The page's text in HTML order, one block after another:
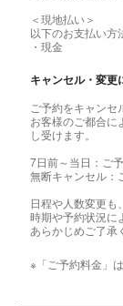
＜現地払い＞
以下のお支払い方
・現金
キャンセル・変更
ご予約をキャンセ
お客様のご都合に
し受けます。
7日前～当日：ご
無断キャンセル：
日程や人数変更も
時期や予約状況に
あらかじめご了承
※「ご予約料金」